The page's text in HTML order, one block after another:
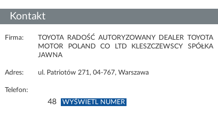
Kontakt
Firma:
TOYOTA RADOŚĆ AUTORYZOWANY DEALER TOYOTA
MOTOR POLAND CO LTD KLESZCZEWSCY SPÓŁKA
JAWNA
Adres: ul. Patriotów 271, 04-767, Warszawa
Telefon:
48 WYŚWIETL NUMER